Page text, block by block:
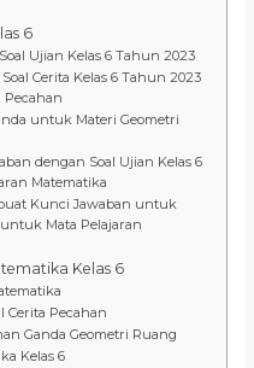
6
Ujian Kelas 6 Tahun 2023
Cerita Kelas 6 Tahun 2023
untuk Materi Geometri
dengan Soal Ujian Kelas 6
Matematika
Kunci Jawaban untuk
Mata Pelajaran
Kelas 6
Cerita Pecahan
Ganda Geometri Ruang
Kelas 6